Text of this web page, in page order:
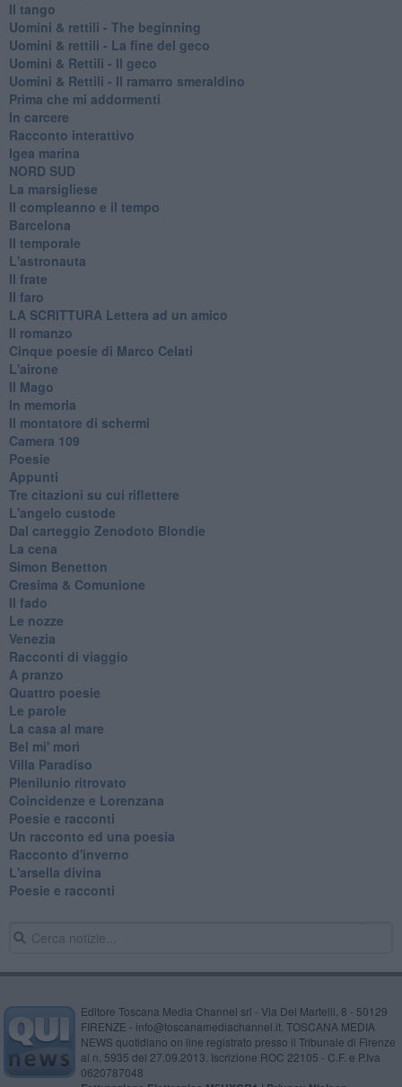
Il tango
​Uomini & rettili - The beginning
​Uomini & rettili - La fine del geco
Uomini & Rettili - Il geco
Uomini & Rettili - Il ramarro smeraldino
Prima che mi addormenti
In carcere
Racconto interattivo
Igea marina
​NORD SUD
La marsigliese
Il compleanno e il tempo
Barcelona
Il temporale
L'astronauta
Il frate
Il faro
​LA SCRITTURA Lettera ad un amico
Il romanzo
Cinque poesie di Marco Celati
L'airone
Il Mago
In memoria
Il montatore di schermi
Camera 109
Poesie
Appunti
Tre citazioni su cui riflettere
L'angelo custode
Dal carteggio Zenodoto Blondie
La cena
Simon Benetton
Cresima & Comunione
Il fado
Le nozze
Venezia
Racconti di viaggio
A pranzo
Quattro poesie
Le parole
La casa al mare
Bel mi' morì
Villa Paradiso
Plenilunio ritrovato
Coincidenze e Lorenzana
Poesie e racconti
Un racconto ed una poesia
Racconto d'inverno
​L'arsella divina
Poesie e racconti
Editore Toscana Media Channel srl - Via Dei Martelli, 8 - 50129
FIRENZE - info@toscanamediachannel.it. TOSCANA MEDIA
NEWS quotidiano on line registrato presso il Tribunale di Firenze
al n. 5935 del 27.09.2013. Iscrizione ROC 22105 - C.F. e P.Iva
0620787048